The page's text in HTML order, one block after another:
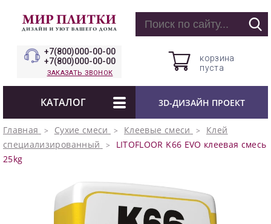
+7(800)000-00-00
+7(800)000-00-00
ЗАКАЗАТЬ ЗВОНОК
корзина
пуста
КАТАЛОГ 3D-ДИЗАЙН ПРОЕКТ
Главная Сухие смеси Клеевые смеси
Клей
специализированный
LITOFLOOR K66 EVO клеевая смесь
25kg